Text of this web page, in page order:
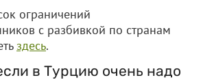
ограничений
с разбивкой по странам
здесь.
в Турцию очень надо